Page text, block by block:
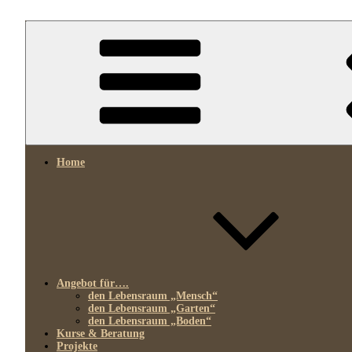
Inhalt
wivena GmbH
Wir verbinden Natur im Garten und Siedlungsraum
Home
Angebot für….
den Lebensraum „Mensch“
den Lebensraum „Garten“
den Lebensraum „Boden“
Kurse & Beratung
Projekte